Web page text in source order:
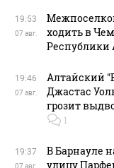
19:53
07 авг.
ходить в
Республики
19:46
07 авг.
Алтайский
Джастас
грозит
1
19:37
07 авг.
В Барнауле
улицу